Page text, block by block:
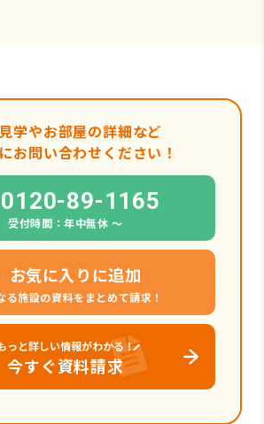
学やお部屋の詳細など
お問い合わせください！
0120-89-1165
受付時間：年中無休 〜
お気に入りに追加
る施設の資料をまとめて請求！
っと詳しい情報がわかる！
今すぐ資料請求